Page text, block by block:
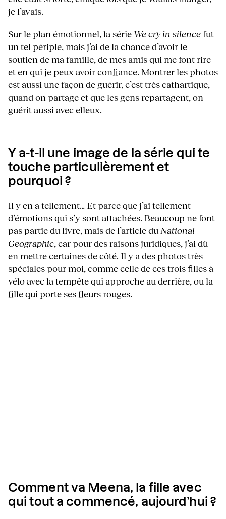
je l’avais.
Sur le plan émotionnel, la série We cry in silencefut
un tel périple, mais j’ai de la chance d’avoir le
soutien de ma famille, de mes amis qui me font rire
et en qui je peux avoir confiance. Montrer les photos
est aussi une façon de guérir, c’est très cathartique,
quand on partage et que les gens repartagent, on
guérit aussi avec elleux.
Y a-t-il une image de la série qui te
touche particulièrement et
pourquoi ?
Il y en a tellement… Et parce que j’ai tellement
d’émotions qui s’y sont attachées. Beaucoup ne font
pas partie du livre, mais de l’article du National
Geographic, car pour des raisons juridiques, j’ai dû
en mettre certaines de côté. Il y a des photos très
spéciales pour moi, comme celle de ces trois filles à
vélo avec la tempête qui approche au derrière, ou la
fille qui porte ses fleurs rouges.
Comment va Meena, la fille avec
qui tout a commencé, aujourd’hui ?